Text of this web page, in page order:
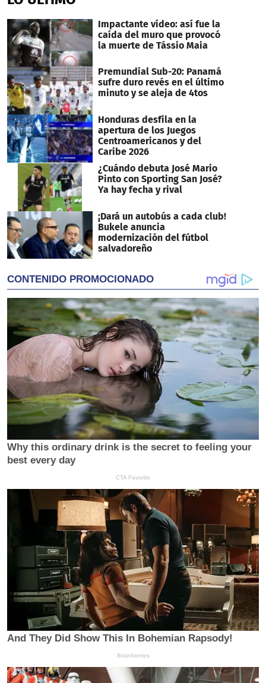
15
seconds
Impactante vídeo: así fue la
caída del muro que provocó
la muerte de Tássio Maia
Premundial Sub-20: Panamá
sufre duro revés en el último
minuto y se aleja de 4tos
Honduras desfila en la
apertura de los Juegos
Centroamericanos y del
Caribe 2026
¿Cuándo debuta José Mario
Pinto con Sporting San José?
Ya hay fecha y rival
¡Dará un autobús a cada club!
Bukele anuncia
modernización del fútbol
salvadoreño